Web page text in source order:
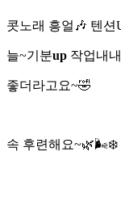
콧노래 흥얼🎶 텐션
늘~기분up 작업내
좋더라고요~🤣
속 후련해요~🌿🌬❄️